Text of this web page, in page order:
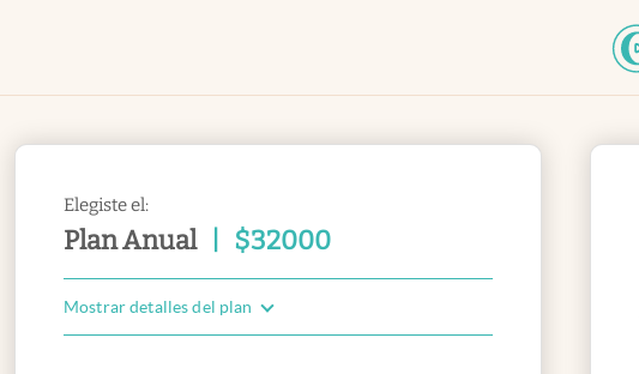
Elegiste el:
Plan Anual $32000
Mostrar detalles del plan